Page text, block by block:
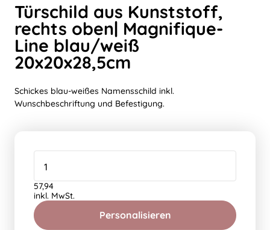
Türschild aus Kunststoff,
rechts oben| Magnifique-
Line blau/weiß
20x20x28,5cm
Schickes blau-weißes Namensschild inkl.
Wunschbeschriftung und Befestigung.
Personalisieren
57,94
inkl. MwSt.